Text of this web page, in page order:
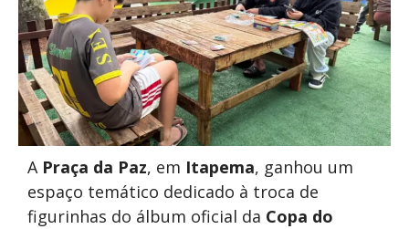
A Praça da Paz, em Itapema, ganhou um
espaço temático dedicado à troca de
figurinhas do álbum oficial da Copa do